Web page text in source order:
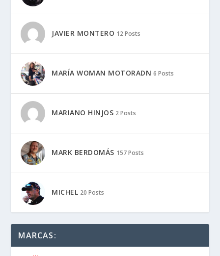
JAVIER MONTERO 12 Posts
MARÍA WOMAN MOTORADN 6 Posts
MARIANO HINJOS 2 Posts
MARK BERDOMÁS 157 Posts
MICHEL 20 Posts
MARCAS: